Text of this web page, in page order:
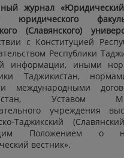
журнал
юридического
(Славянского)
с Конституцией
Республики
информации, иными
Таджикистан,
международными
Уставом
учреждения
Таджикский
Положением о
вестник».